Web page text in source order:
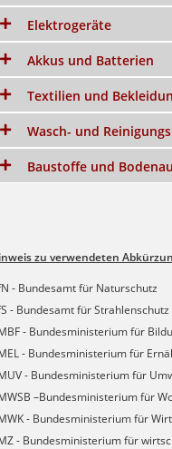
Elektrogeräte
Akkus und Batterien
Textilien und
Wasch- und
Baustoffe und
zu verwendeten
- Bundesamt für Naturschutz
- Bundesamt für Strahlenschutz
- Bundesministerium für
- Bundesministerium für
- Bundesministerium für
–Bundesministerium für
- Bundesministerium für
- Bundesministerium für